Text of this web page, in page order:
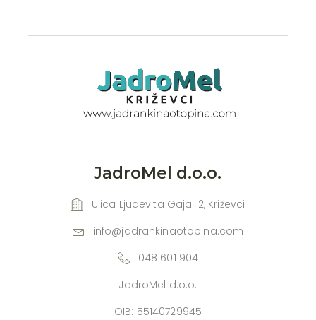
JadroMel d.o.o.
Ulica Ljudevita Gaja 12, Križevci
info@jadrankinaotopina.com
048 601 904
JadroMel d.o.o.
OIB: 55140729945